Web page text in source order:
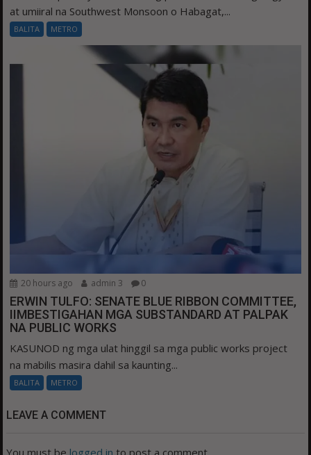
at umiiral na Southwest Monsoon o Habagat,...
BALITA METRO
20 hours ago admin 3 0
ERWIN TULFO: SENATE BLUE RIBBON COMMITTEE,
IIMBESTIGAHAN MGA SUBSTANDARD AT PALPAK
NA PUBLIC WORKS
KASUNOD ng mga ulat hinggil sa mga public works project
na mabilis masira dahil sa kaunting...
BALITA METRO
LEAVE A COMMENT